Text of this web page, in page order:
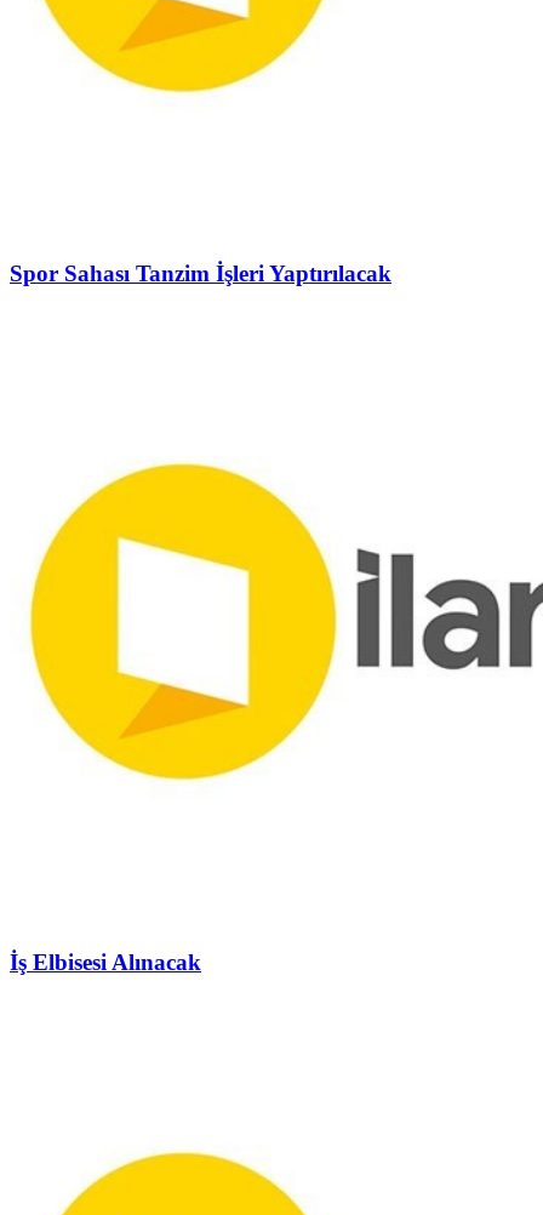
Spor Sahası Tanzim İşleri Yaptırılacak
İş Elbisesi Alınacak